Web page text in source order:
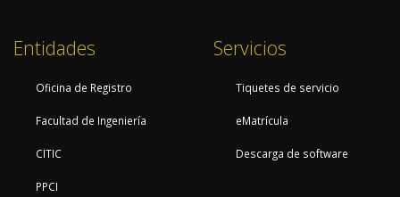
Entidades
Oficina de Registro
Facultad de Ingeniería
CITIC
PPCI
Servicios
Tiquetes de servicio
eMatrícula
Descarga de software